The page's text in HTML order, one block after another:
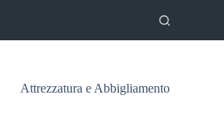
Attrezzatura e Abbigliamento